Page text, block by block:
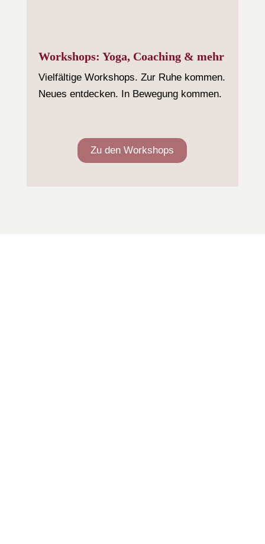
Workshops: Yoga, Coaching & mehr
Vielfältige Workshops. Zur Ruhe kommen.
Neues entdecken. In Bewegung kommen.
Zu den Workshops